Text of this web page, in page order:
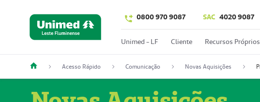
0800 970 9087 SAC 4020 9087
Unimed - LF Cliente Recursos Próprios
Acesso Rápido Comunicação Novas Aquisições